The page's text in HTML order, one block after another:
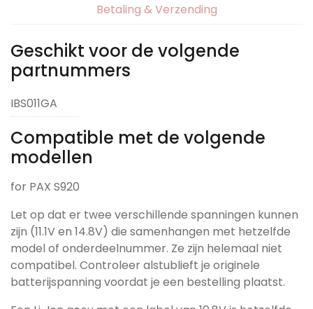
Betaling & Verzending
Geschikt voor de volgende
partnummers
IBS011GA
Compatible met de volgende
modellen
for PAX S920
Let op dat er twee verschillende spanningen kunnen
zijn (11.1V en 14.8V) die samenhangen met hetzelfde
model of onderdeelnummer. Ze zijn helemaal niet
compatibel. Controleer alstublieft je originele
batterijspanning voordat je een bestelling plaatst.